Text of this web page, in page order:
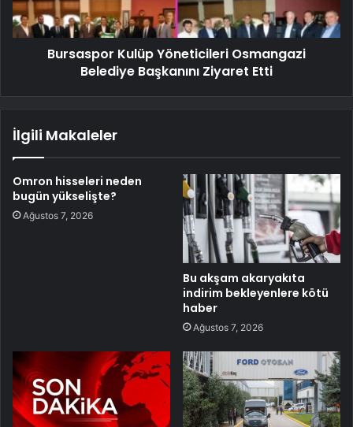
Bursaspor Kulüp Yöneticileri Osmangazi
Belediye Başkanını Ziyaret Etti
İlgili Makaleler
Omron hisseleri neden
bugün yükselişte?
Ağustos 7, 2026
Bu akşam akaryakıta
indirim bekleyenlere kötü
haber
Ağustos 7, 2026